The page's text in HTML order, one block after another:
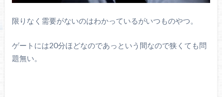
限りなく需要がないのはわかっているがいつものやつ。
ゲートには20分ほどなのであっという間なので狭くても問
題無い。